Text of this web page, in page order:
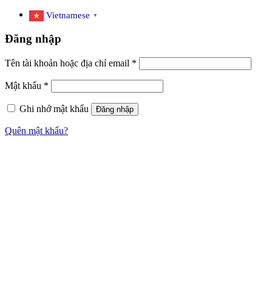
Vietnamese ▼
Đăng nhập
Tên tài khoản hoặc địa chỉ email *
Mật khẩu *
Ghi nhớ mật khẩu Đăng nhập
Quên mật khẩu?